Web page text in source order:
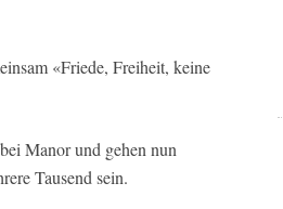
«Friede, Freiheit, keine
Manor und gehen nun
Tausend sein.